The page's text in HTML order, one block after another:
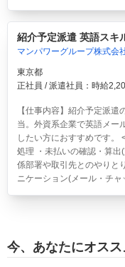
紹介予定派遣 英語スキ
マンパワーグループ株式会
東京都
正社員 / 派遣社員：時給
【仕事内容】紹介予定派
当。外資系企業で英語メー
したい方におすすめです。
処理 ・未払いの確認・算
係部署や取引先とのやりと
ニケーション(メール・チャ
今、あなたにオスス